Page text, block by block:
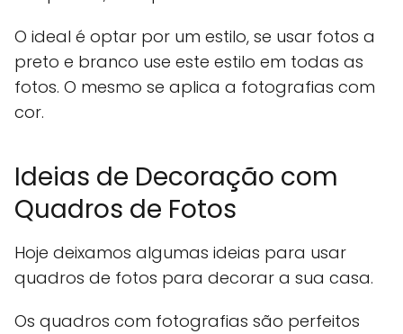
O ideal é optar por um estilo, se usar fotos a
preto e branco use este estilo em todas as
fotos. O mesmo se aplica a fotografias com
cor.
Ideias de Decoração com
Quadros de Fotos
Hoje deixamos algumas ideias para usar
quadros de fotos para decorar a sua casa.
Os quadros com fotografias são perfeitos